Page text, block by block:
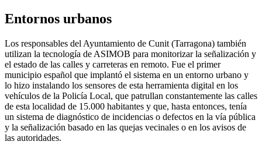
Entornos urbanos
Los responsables del Ayuntamiento de Cunit (Tarragona) también
utilizan la tecnología de ASIMOB para monitorizar la señalización y
el estado de las calles y carreteras en remoto. Fue el primer
municipio español que implantó el sistema en un entorno urbano y
lo hizo instalando los sensores de esta herramienta digital en los
vehículos de la Policía Local, que patrullan constantemente las calles
de esta localidad de 15.000 habitantes y que, hasta entonces, tenía
un sistema de diagnóstico de incidencias o defectos en la vía pública
y la señalización basado en las quejas vecinales o en los avisos de
las autoridades.